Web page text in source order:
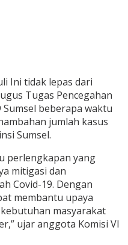
Ini tidak lepas dari
Tugas Pencegahan
beberapa waktu
jumlah kasus
Sumsel.
perlengkapan yang
mitigasi dan
Covid-19. Dengan
membantu upaya
masyarakat
ujar anggota Komisi VI